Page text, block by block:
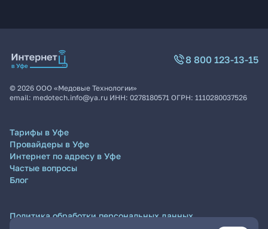
8 800 123-13-15
© 2026 ООО «Медовые Технологии»
email: medotech.info@ya.ru ИНН: 0278180571 ОГРН: 1110280037526
Тарифы в Уфе
Провайдеры в Уфе
Интернет по адресу в Уфе
Частые вопросы
Блог
Политика обработки персональных данных